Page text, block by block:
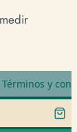
y condiciones